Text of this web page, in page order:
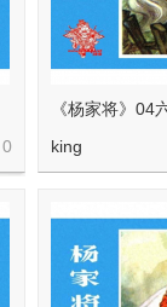
0
《杨家将》04
king